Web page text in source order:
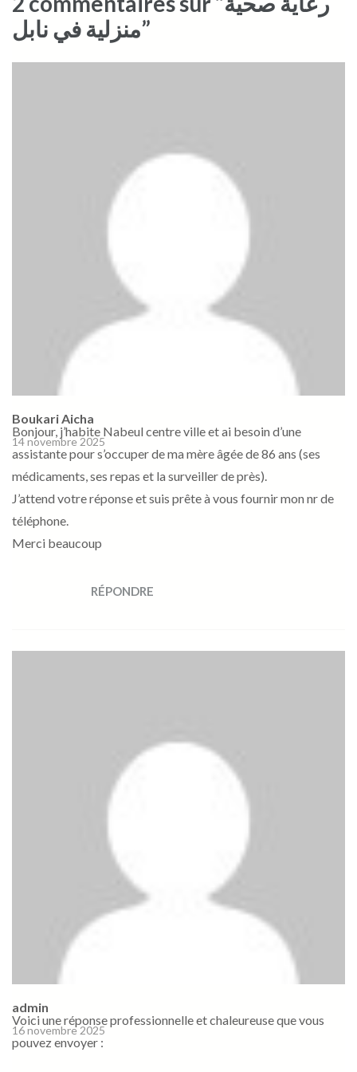
منزلية في نابل”
Boukari Aicha
14 novembre 2025
Bonjour, j’habite Nabeul centre ville et ai besoin d’une
assistante pour s’occuper de ma mère âgée de 86 ans (ses
médicaments, ses repas et la surveiller de près).
J’attend votre réponse et suis prête à vous fournir mon nr de
téléphone.
Merci beaucoup
RÉPONDRE
admin
16 novembre 2025
Voici une réponse professionnelle et chaleureuse que vous
pouvez envoyer :